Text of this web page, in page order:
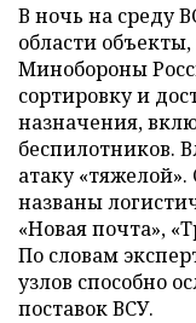
В ночь на среду
области
Минобороны
сортировку и
назначения,
беспилотников.
атаку
названы
«Новая почта»,
По словам
узлов способно
поставок ВСУ.